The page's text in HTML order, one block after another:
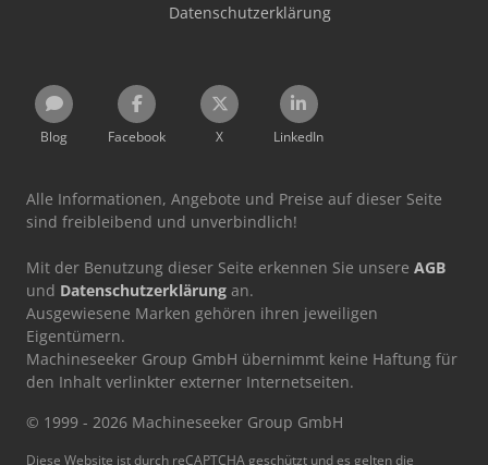
Datenschutzerklärung
Blog Facebook X LinkedIn
Alle Informationen, Angebote und Preise auf dieser Seite
sind freibleibend und unverbindlich!
Mit der Benutzung dieser Seite erkennen Sie unsere AGB
und Datenschutzerklärung an.
Ausgewiesene Marken gehören ihren jeweiligen
Eigentümern.
Machineseeker Group GmbH übernimmt keine Haftung für
den Inhalt verlinkter externer Internetseiten.
© 1999 - 2026 Machineseeker Group GmbH
Diese Website ist durch reCAPTCHA geschützt und es gelten die